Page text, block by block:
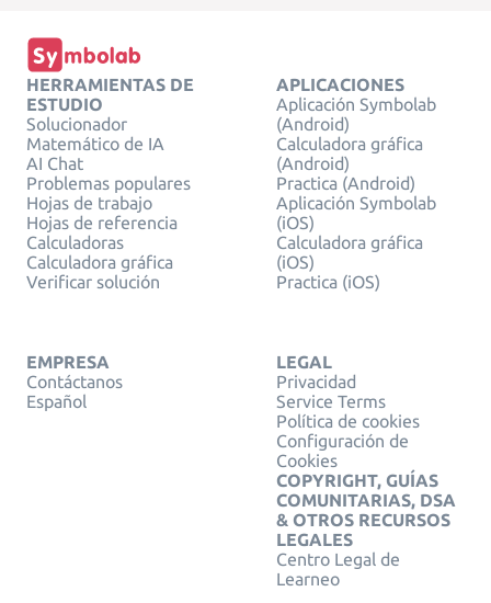
HERRAMIENTAS DE
ESTUDIO
Solucionador
Matemático de IA
AI Chat
Problemas populares
Hojas de trabajo
Hojas de referencia
Calculadoras
Calculadora gráfica
Verificar solución
APLICACIONES
Aplicación Symbolab
(Android)
Calculadora gráfica
(Android)
Practica (Android)
Aplicación Symbolab
(iOS)
Calculadora gráfica
(iOS)
Practica (iOS)
EMPRESA
Contáctanos
Español
LEGAL
Privacidad
Service Terms
Política de cookies
Configuración de
Cookies
COPYRIGHT, GUÍAS
COMUNITARIAS, DSA
& OTROS RECURSOS
LEGALES
Centro Legal de
Learneo